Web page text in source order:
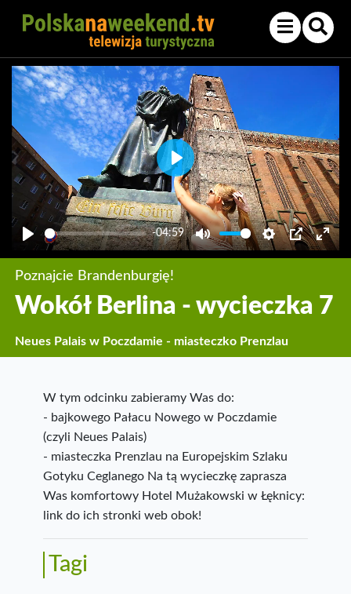
Play
-04:59
Mute SettingsPIP
Enter
Play
Poznajcie Brandenburgię!
Wokół Berlina - wycieczka 7
Neues Palais w Poczdamie - miasteczko Prenzlau
W tym odcinku zabieramy Was do:
- bajkowego Pałacu Nowego w Poczdamie
(czyli Neues Palais)
- miasteczka Prenzlau na Europejskim Szlaku
Gotyku Ceglanego Na tą wycieczkę zaprasza
Was komfortowy Hotel Mużakowski w Łęknicy:
link do ich stronki web obok!
Tagi